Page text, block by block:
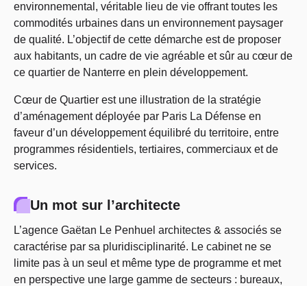
environnemental, véritable lieu de vie offrant toutes les
commodités urbaines dans un environnement paysager
de qualité. L’objectif de cette démarche est de proposer
aux habitants, un cadre de vie agréable et sûr au cœur de
ce quartier de Nanterre en plein développement.
Cœur de Quartier est une illustration de la stratégie
d’aménagement déployée par Paris La Défense en
faveur d’un développement équilibré du territoire, entre
programmes résidentiels, tertiaires, commerciaux et de
services.
Un mot sur l’architecte
L’agence Gaëtan Le Penhuel architectes & associés se
caractérise par sa pluridisciplinarité. Le cabinet ne se
limite pas à un seul et même type de programme et met
en perspective une large gamme de secteurs : bureaux,